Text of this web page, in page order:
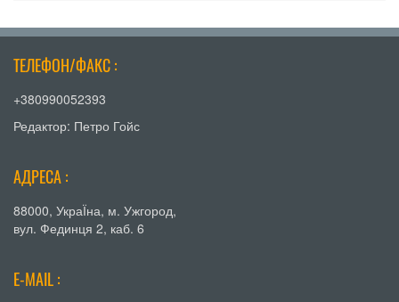
ТЕЛЕФОН/ФАКС :
+380990052393
Редактор: Петро Гойс
АДРЕСА :
88000, УкраЇна, м. Ужгород,
вул. Фединця 2, каб. 6
E-MAIL :